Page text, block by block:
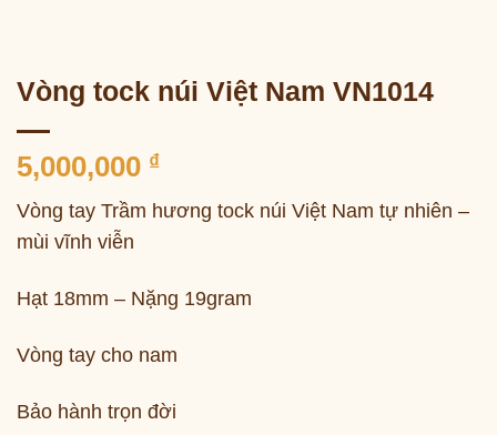
Vòng tock núi Việt Nam VN1014
5,000,000 ₫
Vòng tay Trầm hương tock núi Việt Nam tự nhiên –
mùi vĩnh viễn
Hạt 18mm – Nặng 19gram
Vòng tay cho nam
Bảo hành trọn đời